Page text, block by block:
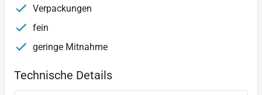
Verpackungen
fein
geringe Mitnahme
Technische Details